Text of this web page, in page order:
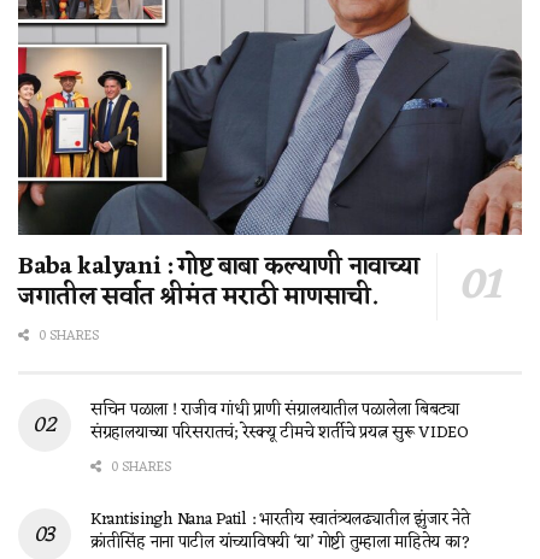
Baba kalyani : गोष्ट बाबा कल्याणी नावाच्या
जगातील सर्वात श्रीमंत मराठी माणसाची.
0 SHARES
सचिन पळाला ! राजीव गांधी प्राणी संग्रालयातील पळालेला बिबट्या
संग्रहालयाच्या परिसरातचं; रेस्क्यू टीमचे शर्तीचे प्रयत्न सुरू VIDEO
0 SHARES
Krantisingh Nana Patil : भारतीय स्वातंत्र्यलढ्यातील झुंजार नेते
क्रांतीसिंह नाना पाटील यांच्याविषयी ‘या’ गोष्टी तुम्हाला माहितेय का?